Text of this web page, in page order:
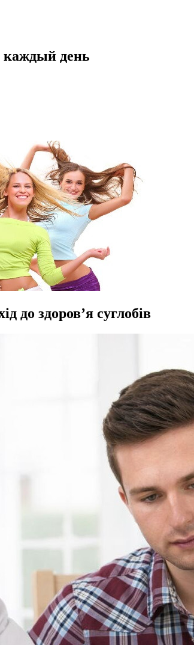
каждый день
до здоров’я суглобів